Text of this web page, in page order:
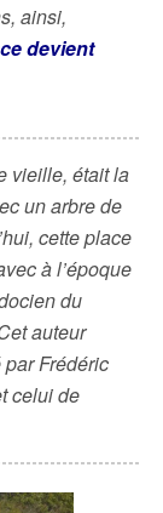
ainsi,
devient
vieille, était la
un arbre de
cette place
à l’époque
du
auteur
Frédéric
celui de